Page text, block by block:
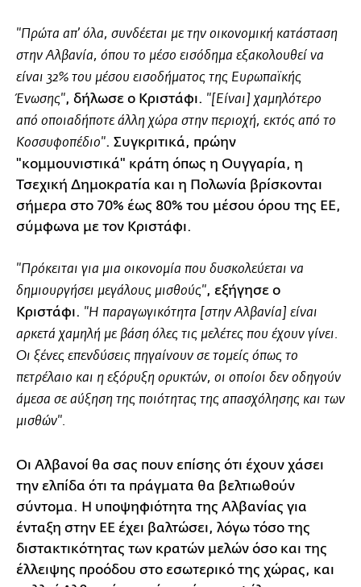
"Πρώτα απ’ όλα, συνδέεται με την οικονομική κατάσταση
στην Αλβανία, όπου το μέσο εισόδημα εξακολουθεί να
είναι 32% του μέσου εισοδήματος της Ευρωπαϊκής
Ένωσης", δήλωσε ο Κριστάφι. "[Είναι] χαμηλότερο
από οποιαδήποτε άλλη χώρα στην περιοχή, εκτός από το
Κοσσυφοπέδιο". Συγκριτικά, πρώην
"κομμουνιστικά" κράτη όπως η Ουγγαρία, η
Τσεχική Δημοκρατία και η Πολωνία βρίσκονται
σήμερα στο 70% έως 80% του μέσου όρου της ΕΕ,
σύμφωνα με τον Κριστάφι.
"Πρόκειται για μια οικονομία που δυσκολεύεται να
δημιουργήσει μεγάλους μισθούς", εξήγησε ο
Κριστάφι. "Η παραγωγικότητα [στην Αλβανία] είναι
αρκετά χαμηλή με βάση όλες τις μελέτες που έχουν γίνει.
Οι ξένες επενδύσεις πηγαίνουν σε τομείς όπως το
πετρέλαιο και η εξόρυξη ορυκτών, οι οποίοι δεν οδηγούν
άμεσα σε αύξηση της ποιότητας της απασχόλησης και των
μισθών".
Οι Αλβανοί θα σας πουν επίσης ότι έχουν χάσει
την ελπίδα ότι τα πράγματα θα βελτιωθούν
σύντομα. Η υποψηφιότητα της Αλβανίας για
ένταξη στην ΕΕ έχει βαλτώσει, λόγω τόσο της
διστακτικότητας των κρατών μελών όσο και της
έλλειψης προόδου στο εσωτερικό της χώρας, και